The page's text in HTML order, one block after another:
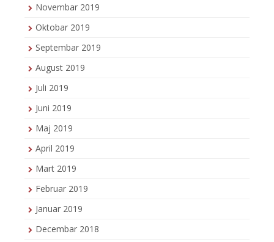
Novembar 2019
Oktobar 2019
Septembar 2019
August 2019
Juli 2019
Juni 2019
Maj 2019
April 2019
Mart 2019
Februar 2019
Januar 2019
Decembar 2018